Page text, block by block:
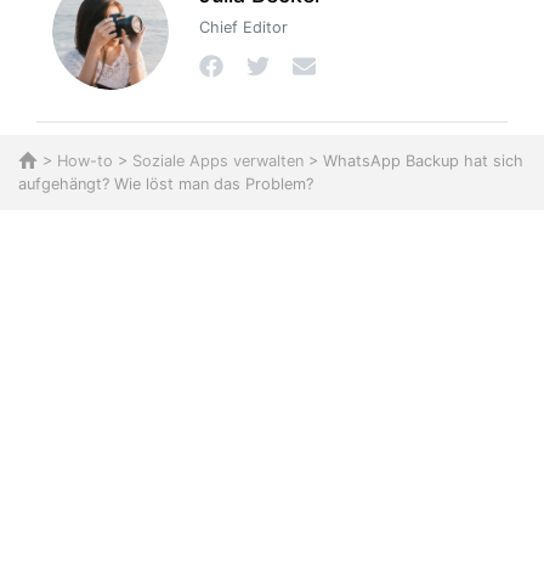
Chief Editor
> How-to > Soziale Apps verwalten > WhatsApp Backup hat sich
aufgehängt? Wie löst man das Problem?